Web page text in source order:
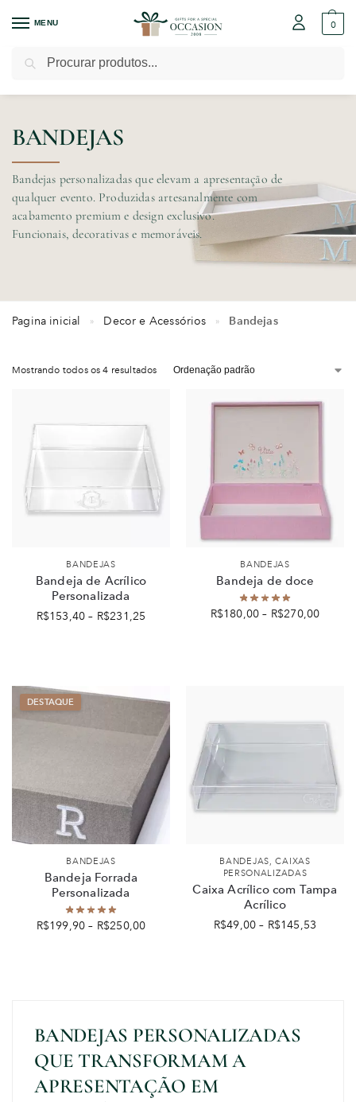
MENU 0
BANDEJAS
Bandejas personalizadas que elevam a apresentação de
qualquer evento. Produzidas artesanalmente com
acabamento premium e design exclusivo.
Funcionais, decorativas e memoráveis.
Pagina inicial » Decor e Acessórios » Bandejas
Mostrando todos os 4 resultados
BANDEJAS
Bandeja de Acrílico
Personalizada
R$153,40 – R$231,25
BANDEJAS
Bandeja de doce
R$180,00 – R$270,00
BANDEJAS
Bandeja Forrada
Personalizada
R$199,90 – R$250,00
BANDEJAS ,CAIXAS
PERSONALIZADAS
Caixa Acrílico com Tampa
Acrílico
R$49,00 – R$145,53
BANDEJAS PERSONALIZADAS
QUE TRANSFORMAM A
APRESENTAÇÃO EM